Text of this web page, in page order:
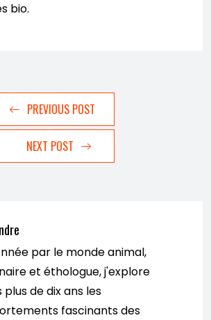
bio.
PREVIOUS POST
NEXT POST
par le monde animal,
et éthologue, j'explore
plus de dix ans les
fascinants des